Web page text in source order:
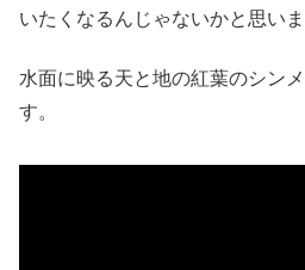
いたくなるんじゃないかと思いま
水面に映る天と地の紅葉のシン
す。